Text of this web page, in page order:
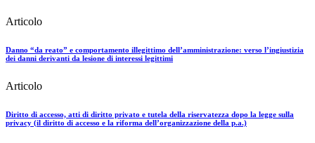
Articolo
Danno “da reato” e comportamento illegittimo dell’amministrazione: verso l’ingiustizia
dei danni derivanti da lesione di interessi legittimi
Articolo
Diritto di accesso, atti di diritto privato e tutela della riservatezza dopo la legge sulla
privacy (il diritto di accesso e la riforma dell’organizzazione della p.a.)